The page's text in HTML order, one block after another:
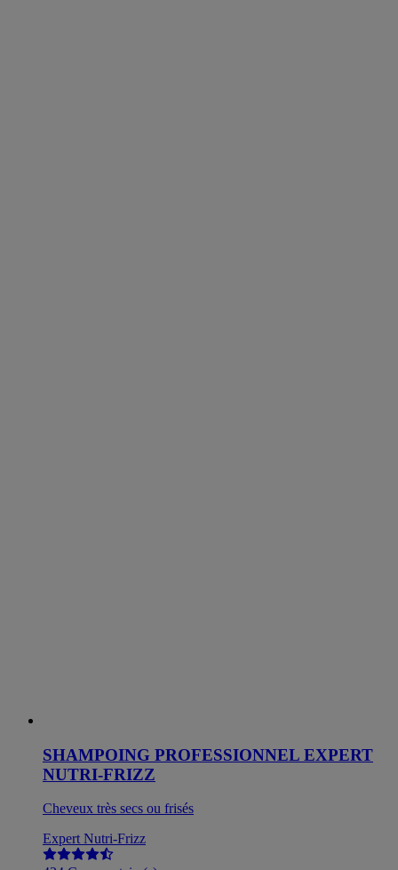
SHAMPOING PROFESSIONNEL EXPERT
NUTRI-FRIZZ
Cheveux très secs ou frisés
Expert Nutri-Frizz